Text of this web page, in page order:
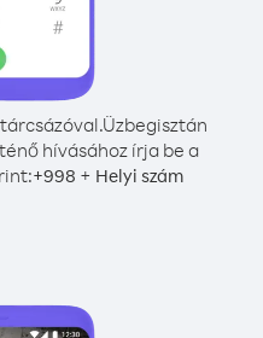
Üzbegisztán
hívásához írja be a
+998 + Helyi szám